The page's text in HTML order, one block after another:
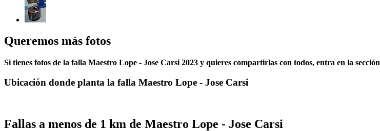
Queremos más fotos
Si tienes fotos de la falla Maestro Lope - Jose Carsi 2023 y quieres compartirlas con todos, entra en la sección
Ubicación donde planta la falla Maestro Lope - Jose Carsi
Fallas a menos de 1 km de Maestro Lope - Jose Carsi